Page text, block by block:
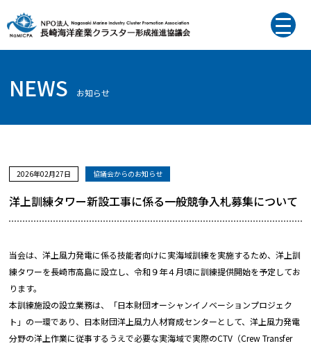
NEWS お知らせ
2026年02月27日 協議会からのお知らせ
洋上訓練タワー新設工事に係る一般競争入札募集について
当会は、洋上風力発電に係る技能者向けに実海域訓練を実施するため、洋上訓
練タワーを長崎市高島に設立し、令和９年４月頃に訓練提供開始を予定してお
ります。
本訓練施設の設立業務は、「日本財団オーシャンイノベーションプロジェク
ト」の一環であり、日本財団洋上風力人材育成センターとして、洋上風力発電
分野の洋上作業に従事するうえで必要な実海域で実際のCTV（Crew Transfer